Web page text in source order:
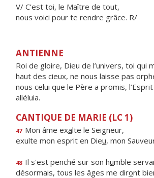
V/ C’est toi, le Maître de tout,
nous voici pour te rendre grâce. R/
ANTIENNE
Roi de gloire, Dieu de l’univers, toi qui
haut des cieux, ne nous laisse pas
nous celui que le Père a promis,
alléluia.
CANTIQUE DE MARIE (LC 1)
47 Mon âme exalte le Seigneur,
exulte mon esprit en Dieu, mon
48 Il s'est penché sur son humble
désormais, tous les âges me diront